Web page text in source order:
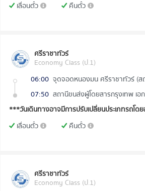
เลื่อนตั๋ว
คืนตั๋ว
ศรีราชาทัวร์
Economy Class (ป.1)
06:00 จุดจอดหนองมน ศรีราชาทัวร์ (
07:50 สถานีขนส่งผู้โดยสารกรุงเทพ เอ
***วันเดินทางอาจมีการปรับเปลี่ยนประเภทรถโด
เลื่อนตั๋ว
คืนตั๋ว
ศรีราชาทัวร์
Economy Class (ป.1)